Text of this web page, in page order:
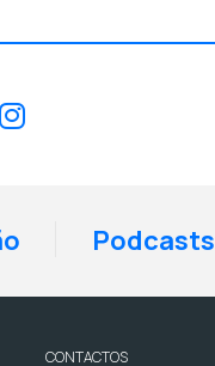
Instagram
Podcasts
CONTACTOS